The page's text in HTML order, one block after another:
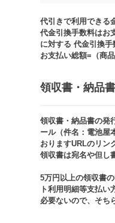
代引きで利用できる
代金引換手数料はお
に対する 代金引換手
お支払い総額=（商
領収書・納品
領収書・納品書の発
ール（件名：電池
おりますURLのリン
領収書は宛名や但し
5万円以上の領収書
ト利用明細等支払い
必要ないので、そち